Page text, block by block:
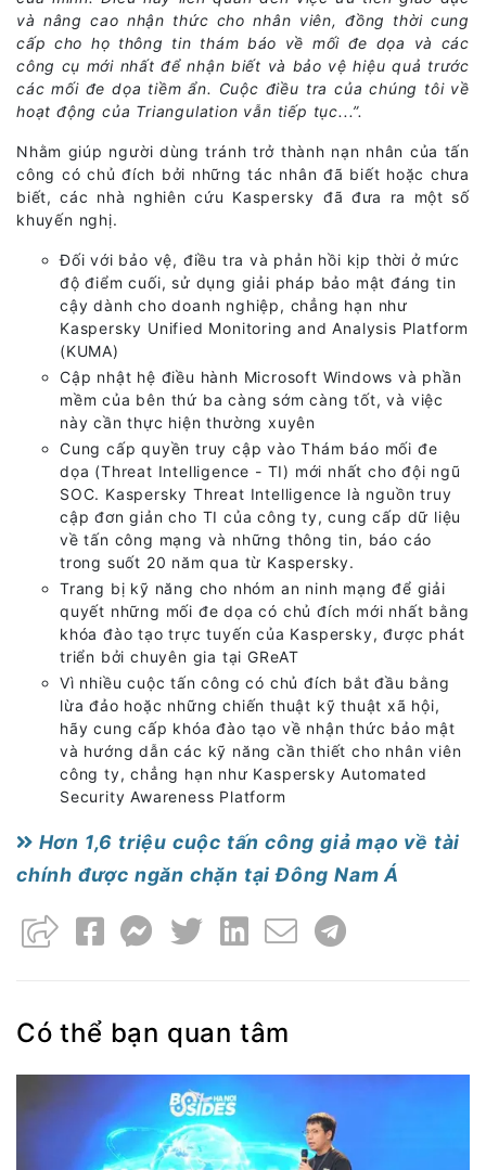
và nâng cao nhận thức cho nhân viên, đồng thời cung
cấp cho họ thông tin thám báo về mối đe dọa và các
công cụ mới nhất để nhận biết và bảo vệ hiệu quả trước
các mối đe dọa tiềm ẩn. Cuộc điều tra của chúng tôi về
hoạt động của Triangulation vẫn tiếp tục...”.
Nhằm giúp người dùng tránh trở thành nạn nhân của tấn
công có chủ đích bởi những tác nhân đã biết hoặc chưa
biết, các nhà nghiên cứu Kaspersky đã đưa ra một số
khuyến nghị.
Đối với bảo vệ, điều tra và phản hồi kịp thời ở mức
độ điểm cuối, sử dụng giải pháp bảo mật đáng tin
cậy dành cho doanh nghiệp, chẳng hạn như
Kaspersky Unified Monitoring and Analysis Platform
(KUMA)
Cập nhật hệ điều hành Microsoft Windows và phần
mềm của bên thứ ba càng sớm càng tốt, và việc
này cần thực hiện thường xuyên
Cung cấp quyền truy cập vào Thám báo mối đe
dọa (Threat Intelligence - TI) mới nhất cho đội ngũ
SOC. Kaspersky Threat Intelligence là nguồn truy
cập đơn giản cho TI của công ty, cung cấp dữ liệu
về tấn công mạng và những thông tin, báo cáo
trong suốt 20 năm qua từ Kaspersky.
Trang bị kỹ năng cho nhóm an ninh mạng để giải
quyết những mối đe dọa có chủ đích mới nhất bằng
khóa đào tạo trực tuyến của Kaspersky, được phát
triển bởi chuyên gia tại GReAT
Vì nhiều cuộc tấn công có chủ đích bắt đầu bằng
lừa đảo hoặc những chiến thuật kỹ thuật xã hội,
hãy cung cấp khóa đào tạo về nhận thức bảo mật
và hướng dẫn các kỹ năng cần thiết cho nhân viên
công ty, chẳng hạn như Kaspersky Automated
Security Awareness Platform
Hơn 1,6 triệu cuộc tấn công giả mạo về tài
chính được ngăn chặn tại Đông Nam Á
Có thể bạn quan tâm